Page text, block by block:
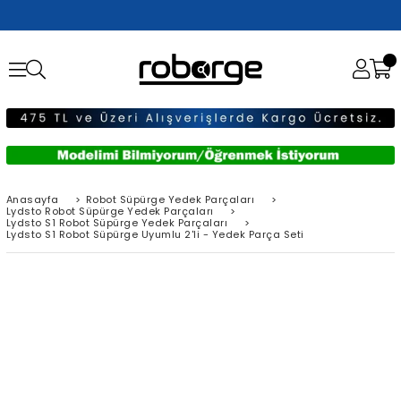
Anasayfa > Robot Süpürge Yedek Parçaları
>
Lydsto Robot Süpürge Yedek Parçaları
>
Lydsto S1 Robot Süpürge Yedek Parçaları
>
Lydsto S1 Robot Süpürge Uyumlu 2'li - Yedek Parça Seti